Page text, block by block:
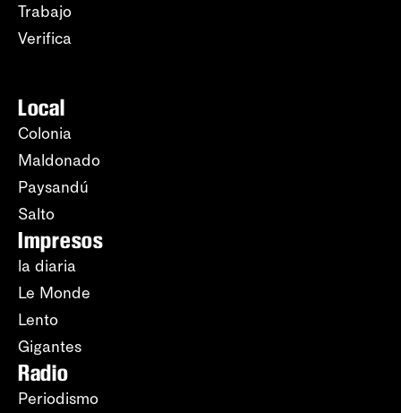
Trabajo
Verifica
Local
Colonia
Maldonado
Paysandú
Salto
Impresos
la diaria
Le Monde
Lento
Gigantes
Radio
Periodismo